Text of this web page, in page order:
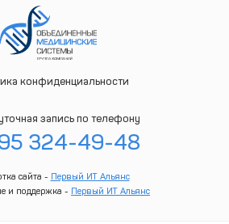
конфиденциальности
запись по телефону
324-49-48
сайта - Первый ИТ Альянс
и поддержка - Первый ИТ Альянс